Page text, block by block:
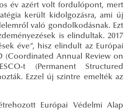
év azért volt fordulópont, mert
került kidolgozásra, ami új
való gondolkodásnak. Ezt
is elindultak. 2017
éve”, hisz elindult az Európai
(Coordinated Annual Review on
t (Permanent Structured
Ezzel új szintre emelték az
Európai Védelmi Alap